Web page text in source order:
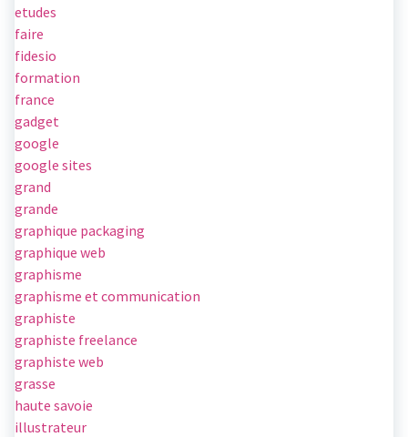
etudes
faire
fidesio
formation
france
gadget
google
google sites
grand
grande
graphique packaging
graphique web
graphisme
graphisme et communication
graphiste
graphiste freelance
graphiste web
grasse
haute savoie
illustrateur